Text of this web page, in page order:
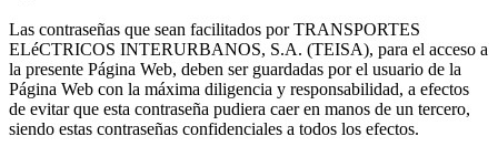
Las contraseñas que sean facilitados por TRANSPORTES
ELéCTRICOS INTERURBANOS, S.A. (TEISA), para el acceso a
la presente Página Web, deben ser guardadas por el usuario de la
Página Web con la máxima diligencia y responsabilidad, a efectos
de evitar que esta contraseña pudiera caer en manos de un tercero,
siendo estas contraseñas confidenciales a todos los efectos.